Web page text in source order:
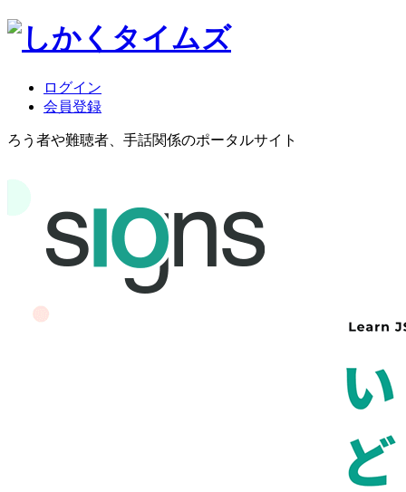
ログイン
会員登録
ろう者や難聴者、手話関係のポータルサイト